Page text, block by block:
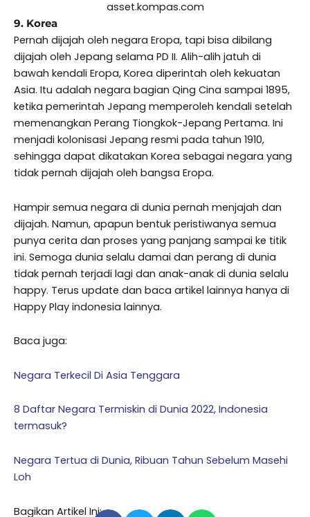
asset.kompas.com
9. Korea
Pernah dijajah oleh negara Eropa, tapi bisa dibilang
dijajah oleh Jepang selama PD II. Alih-alih jatuh di
bawah kendali Eropa, Korea diperintah oleh kekuatan
Asia. Itu adalah negara bagian Qing Cina sampai 1895,
ketika pemerintah Jepang memperoleh kendali setelah
memenangkan Perang Tiongkok-Jepang Pertama. Ini
menjadi kolonisasi Jepang resmi pada tahun 1910,
sehingga dapat dikatakan Korea sebagai negara yang
tidak pernah dijajah oleh bangsa Eropa.
Hampir semua negara di dunia pernah menjajah dan
dijajah. Namun, apapun bentuk peristiwanya semua
punya cerita dan proses yang panjang sampai ke titik
ini. Semoga dunia selalu damai dan perang di dunia
tidak pernah terjadi lagi dan anak-anak di dunia selalu
happy. Terus update dan baca artikel lainnya hanya di
Happy Play indonesia lainnya.
Baca juga:
Negara Terkecil Di Asia Tenggara
8 Daftar Negara Termiskin di Dunia 2022, Indonesia
termasuk?
Negara Tertua di Dunia, Ribuan Tahun Sebelum Masehi
Loh
Bagikan Artikel Ini: